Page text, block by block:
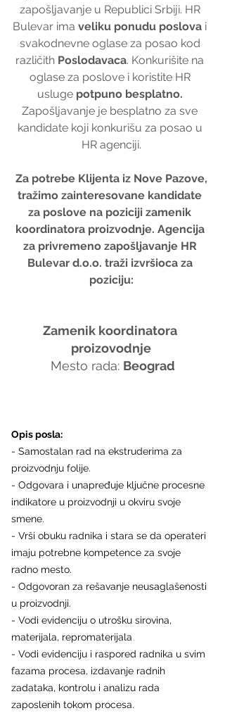
zapošljavanje u Republici Srbiji. HR
Bulevar ima veliku ponudu poslova i
svakodnevne oglase za posao kod
različith Poslodavaca. Konkurišite na
oglase za poslove i koristite HR
usluge potpuno besplatno.
Zapošljavanje je besplatno za sve
kandidate koji konkurišu za posao u
HR agenciji.
tražimo zainteresovane kandidate
za poslove na poziciji zamenik
koordinatora proizvodnje. Agencija
za privremeno zapošljavanje HR
Bulevar d.o.o. traži izvršioca za
poziciju:
Zamenik koordinatora
proizovodnje
Mesto rada: Beograd
Opis posla:
- Samostalan rad na ekstruderima za
proizvodnju folije.
- Odgovara i unapređuje ključne procesne
indikatore u proizvodnji u okviru svoje
smene.
- Vrši obuku radnika i stara se da operateri
imaju potrebne kompetence za svoje
radno mesto.
- Odgovoran za rešavanje neusaglašenosti
u proizvodnji.
- Vodi evidenciju o utrošku sirovina,
materijala, repromaterijala
- Vodi evidenciju i raspored radnika u svim
fazama procesa, izdavanje radnih
zadataka, kontrolu i analizu rada
zaposlenih tokom procesa.